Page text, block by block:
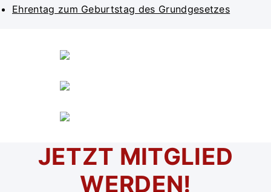
Ehrentag zum Geburtstag des Grundgesetzes
JETZT MITGLIED
WERDEN!